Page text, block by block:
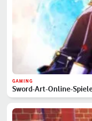
GAMING
Sword-Art-Online-